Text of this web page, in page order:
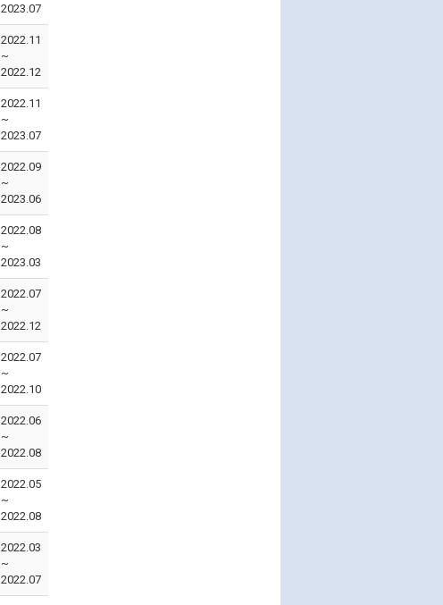
2023.07
2022.11
~
2022.12
2022.11
~
2023.07
2022.09
~
2023.06
2022.08
~
2023.03
2022.07
~
2022.12
2022.07
~
2022.10
2022.06
~
2022.08
2022.05
~
2022.08
2022.03
~
2022.07